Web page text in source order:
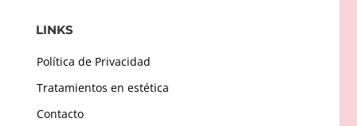
LINKS
Política de Privacidad
Tratamientos en estética
Contacto